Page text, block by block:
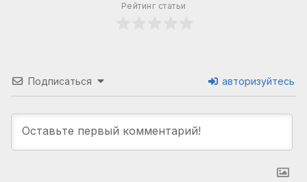
Рейтинг статьи
Подписаться авторизуйтесь